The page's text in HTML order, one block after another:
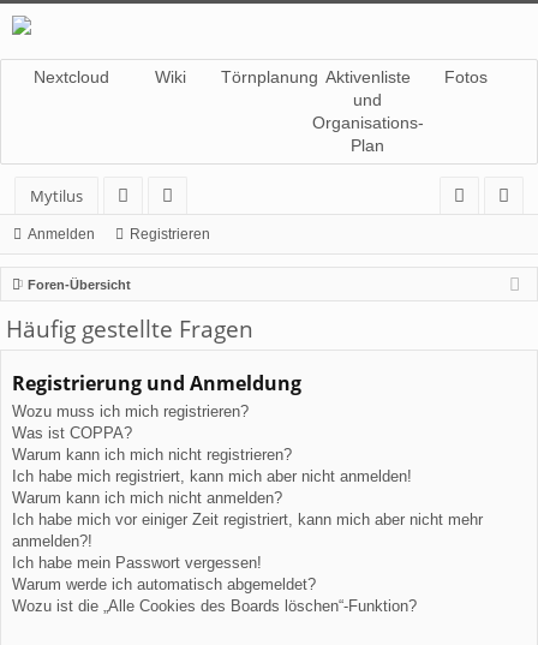
Nextcloud Wiki Törnplanung Aktivenliste
und
Organisations-
Plan
Fotos
Mytilus
or
en
itg
lie
de
r
m
el
de
ist
rie
re
Anmelden Registrieren
Foren-Übersicht
Häufig gestellte Fragen
Registrierung und Anmeldung
Wozu muss ich mich registrieren?
Was ist COPPA?
Warum kann ich mich nicht registrieren?
Ich habe mich registriert, kann mich aber nicht anmelden!
Warum kann ich mich nicht anmelden?
Ich habe mich vor einiger Zeit registriert, kann mich aber nicht mehr
anmelden?!
Ich habe mein Passwort vergessen!
Warum werde ich automatisch abgemeldet?
Wozu ist die „Alle Cookies des Boards löschen“-Funktion?